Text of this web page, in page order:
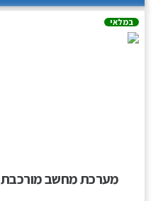
במלאי
מערכת מחשב מורכבת I3-12100 16GB 500GB